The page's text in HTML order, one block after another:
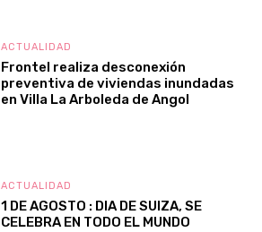
ACTUALIDAD
Frontel realiza desconexión
preventiva de viviendas inundadas
en Villa La Arboleda de Angol
ACTUALIDAD
1 DE AGOSTO : DIA DE SUIZA, SE
CELEBRA EN TODO EL MUNDO